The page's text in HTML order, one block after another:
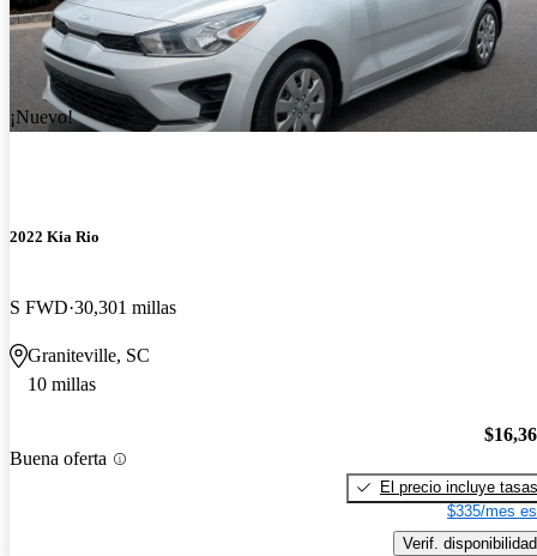
¡Nuevo!
2022 Kia Rio
S FWD 30,301 millas
Graniteville, SC
10 millas
Buena oferta
El precio incluye tasas
$335/mes
Verif. disponibilidad